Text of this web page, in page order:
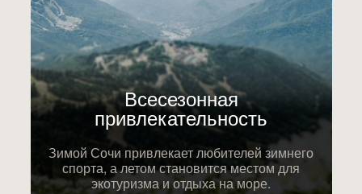
Зимой Сочи привлекает любителей зимнего
спорта, а летом становится местом для
экотуризма и отдыха на море.
Всесезонная
привлекательность